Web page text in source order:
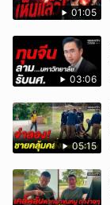
01:05
03:06
05:15